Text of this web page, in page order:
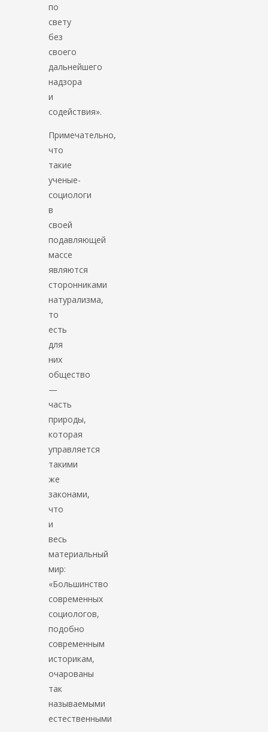
по
свету
без
своего
дальнейшего
надзора
и
содействия».
Примечательно,
что
такие
ученые-
социологи
в
своей
подавляющей
массе
являются
сторонниками
натурализма,
то
есть
для
них
общество
—
часть
природы,
которая
управляется
такими
же
законами,
что
и
весь
материальный
мир:
«Большинство
современных
социологов,
подобно
современным
историкам,
очарованы
так
называемыми
естественными